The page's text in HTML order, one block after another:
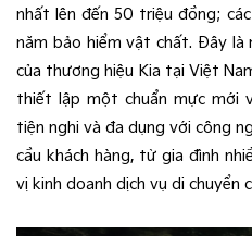
nhất lên đến 50 triệu đồng;
năm bảo hiểm vật chất. Đây là
của thương hiệu Kia tại Việt
thiết lập một chuẩn mực mới
tiện nghi và đa dụng với công
cầu khách hàng, từ gia đình
vị kinh doanh dịch vụ di chuyển